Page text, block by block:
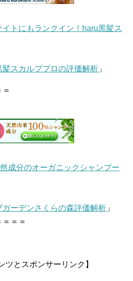
イトにもランクイン！haru黒髪ス
髪スカルププロの評価解析 」
然成分のオーガニックシャンプー
ガーデンさくらの森評価解析 」
＝＝
ツとスポンサーリンク】